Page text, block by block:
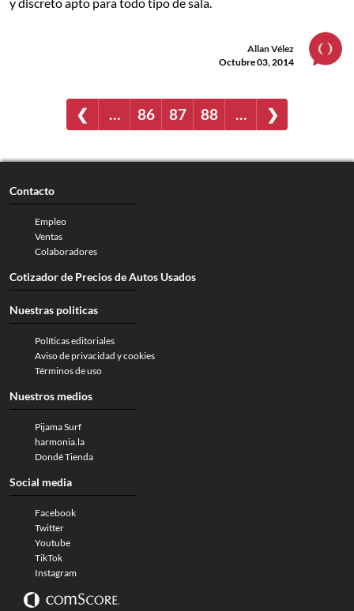
Allan Vélez
Octubre 03, 2014
❮ … 86 87 88 … ❯
Contacto
Empleo
Ventas
Colaboradores
Cotizador de Precios de Autos Usados
Nuestras politicas
Políticas editoriales
Aviso de privacidad y cookies
Términos de uso
Nuestros medios
Pijama Surf
harmonia.la
Dondé Tienda
Social media
Facebook
Twitter
Youtube
TikTok
Instagram